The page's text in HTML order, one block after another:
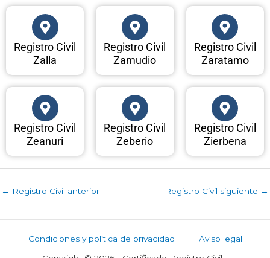
Registro Civil
Zalla
Registro Civil
Zamudio
Registro Civil
Zaratamo
Registro Civil
Zeanuri
Registro Civil
Zeberio
Registro Civil
Zierbena
← Registro Civil anterior Registro Civil siguiente →
Condiciones y política de privacidad
Aviso legal